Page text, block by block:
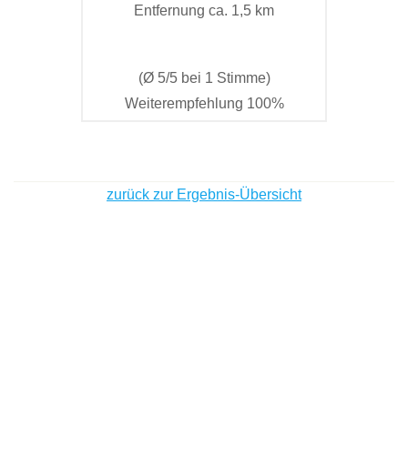
Entfernung ca. 1,5 km
(Ø 5/5 bei 1 Stimme)
Weiterempfehlung 100%
zurück zur Ergebnis-Übersicht